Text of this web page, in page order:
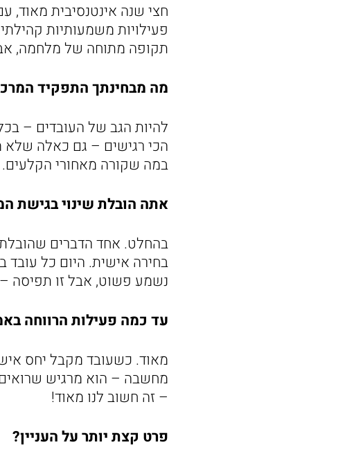
חצי שנה אינטנסיבית מאוד,
פעילויות משמעותיות
תקופה מתוחה של מלחמה,
מה מבחינתך התפקיד
להיות הגב של העובדים –
הכי רגישים – גם כאלה שלא
במה שקורה מאחורי הקלעים.
אתה הובלת שינוי בגישת
בהחלט. אחד הדברים
בחירה אישית. היום כל עובד
נשמע פשוט, אבל זו תפיסה
עד כמה פעילות הרווחה
מאוד. כשעובד מקבל יחס
מחשבה – הוא מרגיש שרואים
– זה חשוב לנו מאוד!
פרט קצת יותר על העניין?